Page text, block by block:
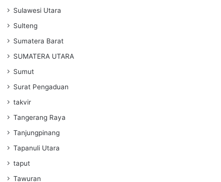
Sulawesi Utara
Sulteng
Sumatera Barat
SUMATERA UTARA
Sumut
Surat Pengaduan
takvir
Tangerang Raya
Tanjungpinang
Tapanuli Utara
taput
Tawuran